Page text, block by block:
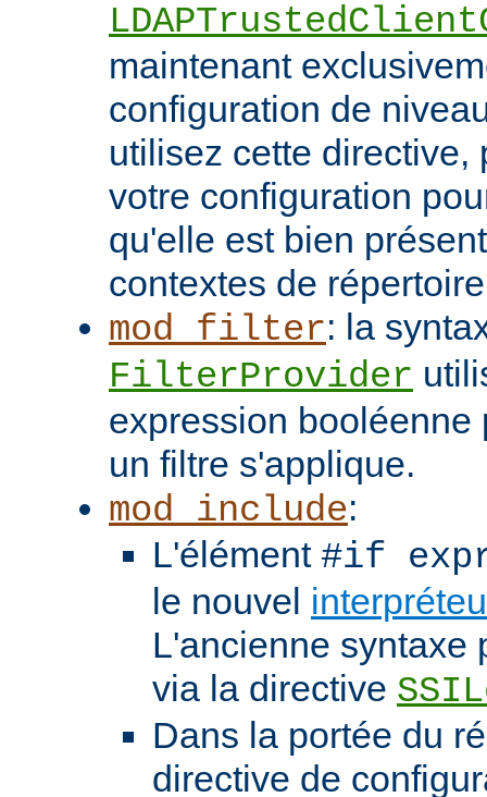
maintenant
configuration de
utilisez cette directive,
votre configuration
qu'elle est bien
contextes de
mod_filter: la
FilterProvider
expression booléenne
un filtre s'applique.
mod_include:
L'élément #if
le nouvel
L'ancienne syntaxe
via la directive
Dans la portée du
directive de